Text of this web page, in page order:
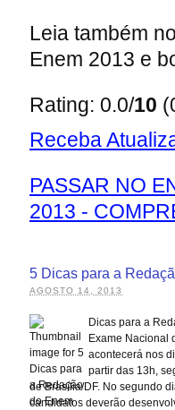
Leia também
Enem 2013 e
Rating: 0.0/10
Receba
PASSAR NO
2013 -
5 Dicas para a
AGOSTO 14, 2013
Dicas para a
Exame Nacional
acontecerá nos
partir das 13h,
de Brasília/DF. No segundo
candidatos deverão